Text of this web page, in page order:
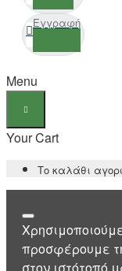
Εγγραφή
Menu
Your Cart
Το καλάθι
προσφέρουμε